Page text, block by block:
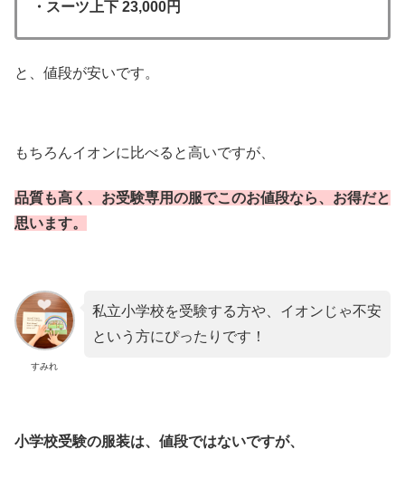
・スーツ上下 23,000円
と、値段が安いです。
もちろんイオンに比べると高いですが、
品質も高く、お受験専用の服でこのお値段なら、お得だと
思います。
すみれ
私立小学校を受験する方や、イオンじゃ不安
という方にぴったりです！
小学校受験の服装は、値段ではないですが、